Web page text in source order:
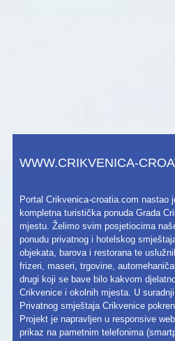
WWW.CRIKVENICA-
Portal Crikvenica-croatia.com nastao
kompletna turistička ponuda Grada
mjestu. Želimo svim posjetiocima
ponudu privatnog i hotelskog
objekata, barova i restorana te
frizeri, maseri, trgovine,
drugi koji se bave bilo kakvom
Crikvenice i okolnih mjesta. U
Privatnog smještaja Crikvenice
Projekt je napravljen u responsive
prikaz na pametnim telefonima